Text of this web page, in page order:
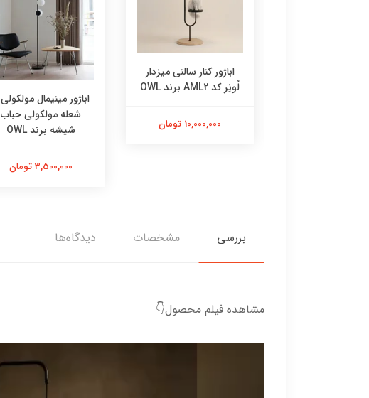
اباژور کنار سالنی میزدار
لُونِر کد AML2 برند OWL
10,000,000 تومان
شعله مولکولی حباب
شیشه برند OWL
3,500,000 تومان
بررسی مشخصات دیدگاه‌ها
مشاهده فیلم محصول👇